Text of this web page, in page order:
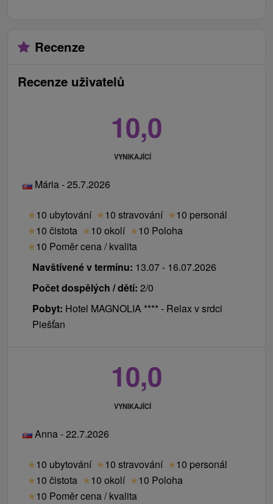
Recenze
Recenze uživatelů
10,0
VYNIKAJÍCÍ
Mária - 25.7.2026
★10 ubytování ★10 stravování ★10 personál
★10 čistota ★10 okolí ★10 Poloha
★10 Poměr cena / kvalita
Navštívené v termínu: 13.07 - 16.07.2026
Počet dospělých / dětí: 2/0
Pobyt: Hotel MAGNOLIA **** - Relax v srdci
Piešťan
10,0
VYNIKAJÍCÍ
Anna - 22.7.2026
★10 ubytování ★10 stravování ★10 personál
★10 čistota ★10 okolí ★10 Poloha
★10 Poměr cena / kvalita